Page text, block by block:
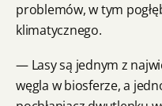
problemów, w tym
klimatycznego.
— Lasy są jednym z
węgla w biosferze, a